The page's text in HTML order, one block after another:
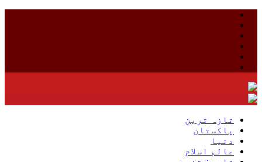
Skip
content
تازہ ترین
پاکستان
دنیا
عالم اسلام